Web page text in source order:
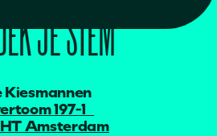
Kiesmannen
197-1
HT Amsterdam
JE STEM